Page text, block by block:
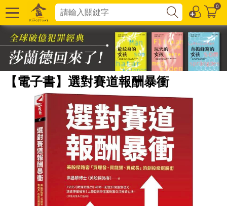
0
【電子書】選對賽道報酬暴衝